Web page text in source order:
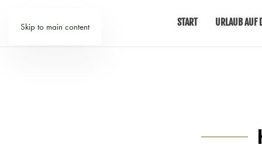
Skip to main content START URLAUB AUF